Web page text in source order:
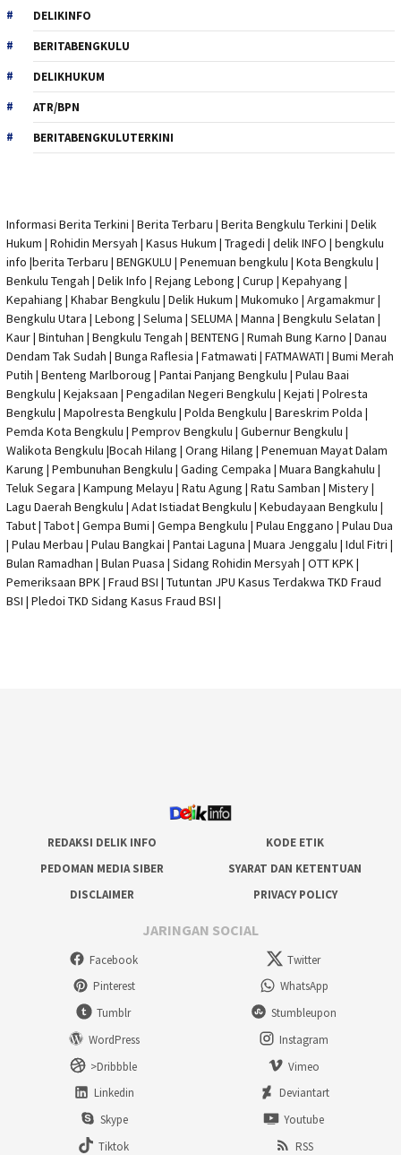
DELIKINFO
BERITABENGKULU
DELIKHUKUM
ATR/BPN
BERITABENGKULUTERKINI
Informasi Berita Terkini | Berita Terbaru | Berita Bengkulu Terkini | Delik
Hukum | Rohidin Mersyah | Kasus Hukum | Tragedi | delik INFO | bengkulu
info |berita Terbaru | BENGKULU | Penemuan bengkulu | Kota Bengkulu |
Benkulu Tengah | Delik Info | Rejang Lebong | Curup | Kepahyang |
Kepahiang | Khabar Bengkulu | Delik Hukum | Mukomuko | Argamakmur |
Bengkulu Utara | Lebong | Seluma | SELUMA | Manna | Bengkulu Selatan |
Kaur | Bintuhan | Bengkulu Tengah | BENTENG | Rumah Bung Karno | Danau
Dendam Tak Sudah | Bunga Raflesia | Fatmawati | FATMAWATI | Bumi Merah
Putih | Benteng Marlboroug | Pantai Panjang Bengkulu | Pulau Baai
Bengkulu | Kejaksaan | Pengadilan Negeri Bengkulu | Kejati | Polresta
Bengkulu | Mapolresta Bengkulu | Polda Bengkulu | Bareskrim Polda |
Pemda Kota Bengkulu | Pemprov Bengkulu | Gubernur Bengkulu |
Walikota Bengkulu |Bocah Hilang | Orang Hilang | Penemuan Mayat Dalam
Karung | Pembunuhan Bengkulu | Gading Cempaka | Muara Bangkahulu |
Teluk Segara | Kampung Melayu | Ratu Agung | Ratu Samban | Mistery |
Lagu Daerah Bengkulu | Adat Istiadat Bengkulu | Kebudayaan Bengkulu |
Tabut | Tabot | Gempa Bumi | Gempa Bengkulu | Pulau Enggano | Pulau Dua
| Pulau Merbau | Pulau Bangkai | Pantai Laguna | Muara Jenggalu | Idul Fitri |
Bulan Ramadhan | Bulan Puasa | Sidang Rohidin Mersyah | OTT KPK|
Pemeriksaan BPK | Fraud BSI | Tutuntan JPU Kasus Terdakwa TKD Fraud
BSI | Pledoi TKD Sidang Kasus Fraud BSI |
REDAKSI DELIK INFO
KODE ETIK
PEDOMAN MEDIA SIBER
SYARAT DAN KETENTUAN
DISCLAIMER
PRIVACY POLICY
JARINGAN SOCIAL
Facebook
Twitter
Pinterest
WhatsApp
Tumblr
Stumbleupon
WordPress
Instagram
>Dribbble
Vimeo
Linkedin
Deviantart
Skype
Youtube
Tiktok
RSS